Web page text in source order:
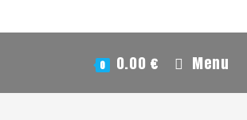
0 0.00 € Menu